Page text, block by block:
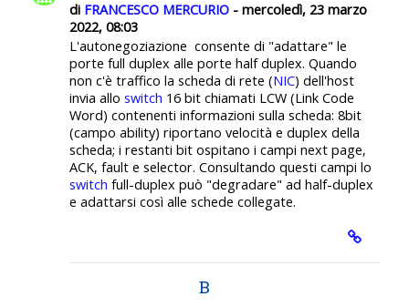
di FRANCESCO MERCURIO - mercoledì, 23 marzo
2022, 08:03
L'autonegoziazione consente di "adattare" le
porte full duplex alle porte half duplex. Quando
non c'è traffico la scheda di rete (NIC) dell'host
invia allo switch 16 bit chiamati LCW (Link Code
Word) contenenti informazioni sulla scheda: 8bit
(campo ability) riportano velocità e duplex della
scheda; i restanti bit ospitano i campi next page,
ACK, fault e selector. Consultando questi campi lo
switch full-duplex può "degradare" ad half-duplex
e adattarsi così alle schede collegate.
B